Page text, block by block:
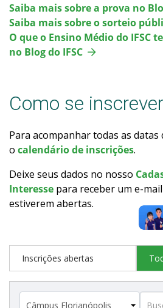
Processos Seletivos
Cotas
Orientações para Matrícula
Transferências e Retornos
Provas e Gabaritos
Estatísticas dos Processos
Saiba mais sobre a prova no
Saiba mais sobre o sorteio
O que o Ensino Médio do IFSC
no Blog do IFSC
Como se inscrever
Para acompanhar todas as datas
o calendário de inscrições.
Deixe seus dados no nosso
Interesse para receber um e-
estiverem abertas.
Inscrições abertas